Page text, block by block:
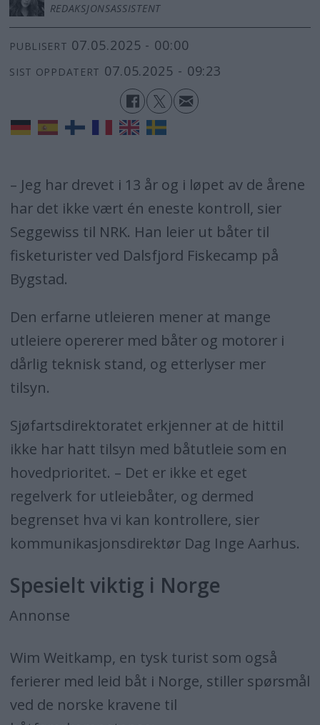
REDAKSJONSASSISTENT
PUBLISERT 07.05.2025 - 00:00
SIST OPPDATERT 07.05.2025 - 09:23
– Jeg har drevet i 13 år og i løpet av de årene
har det ikke vært én eneste kontroll, sier
Seggewiss til NRK. Han leier ut båter til
fisketurister ved Dalsfjord Fiskecamp på
Bygstad.
Den erfarne utleieren mener at mange
utleiere opererer med båter og motorer i
dårlig teknisk stand, og etterlyser mer
tilsyn.
Sjøfartsdirektoratet erkjenner at de hittil
ikke har hatt tilsyn med båtutleie som en
hovedprioritet. – Det er ikke et eget
regelverk for utleiebåter, og dermed
begrenset hva vi kan kontrollere, sier
kommunikasjonsdirektør Dag Inge Aarhus.
Spesielt viktig i Norge
Annonse
Wim Weitkamp, en tysk turist som også
ferierer med leid båt i Norge, stiller spørsmål
ved de norske kravene til